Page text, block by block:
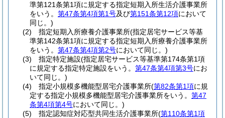
準第121条第1項に規定する指定短期入所生活介護事業所
をいう。 第47条第4項第1号及び第151条第12項において
同じ。)
(2)
指定短期入所療養介護事業所(指定居宅サービス等基
準第142条第1項に規定する指定短期入所療養介護事業所
をいう。 第47条第4項第2号において同じ。)
(3)
指定特定施設(指定居宅サービス等基準第174条第1項
に規定する指定特定施設をいう。 第47条第4項第3号にお
いて同じ。)
(4)
指定小規模多機能型居宅介護事業所(第82条第1項に規
定する指定小規模多機能型居宅介護事業所をいう。 第47
条第4項第4号において同じ。)
(5)
指定認知症対応型共同生活介護事業所(第110条第1項